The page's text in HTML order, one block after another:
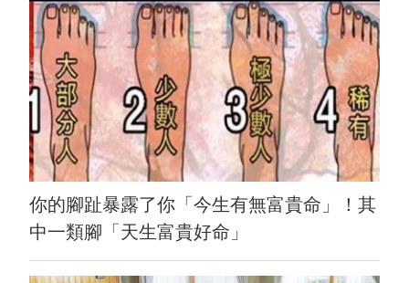
你的腳趾暴露了你「今生有無富貴命」！其
中一類腳「天生富貴好命」